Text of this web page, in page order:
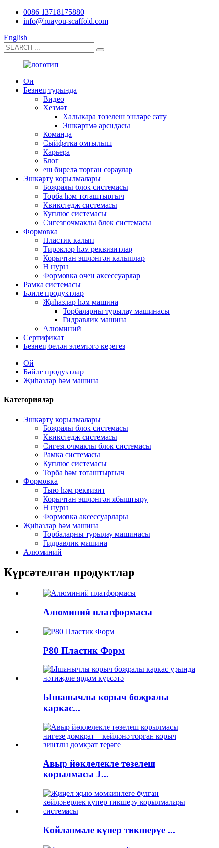
0086 13718175880
info@huayou-scaffold.com
English
Өй
Безнең турында
Видео
Хезмәт
Халыкара төзелеш эшләре сату
Эшкәртмә арендасы
Команда
Сыйфатка омтылыш
Карьера
Блог
еш бирелә торган сораулар
Эшкәртү корылмалары
Боҗралы блок системасы
Торба һәм тоташтыргыч
Квикстедж системасы
Куплюс системасы
Сигезпочмаклы блок системасы
Формовка
Пластик калып
Тирәкләр һәм реквизитлар
Корычтан эшләнгән калыплар
H нуры
Формовка өчен аксессуарлар
Рамка системасы
Бәйле продуктлар
Җиһазлар һәм машина
Торбаларны турылау машинасы
Гидравлик машина
Алюминий
Сертификат
Безнең белән элемтәгә керегез
Өй
Бәйле продуктлар
Җиһазлар һәм машина
Категорияләр
Эшкәртү корылмалары
Боҗралы блок системасы
Квикстедж системасы
Сигезпочмаклы блок системасы
Рамка системасы
Куплюс системасы
Торба һәм тоташтыргыч
Формовка
Тыю һәм реквизит
Корычтан эшләнгән ябыштыру
H нуры
Формовка аксессуарлары
Җиһазлар һәм машина
Торбаларны турылау машинасы
Гидравлик машина
Алюминий
Күрсәтелгән продуктлар
Алюминий платформасы
P80 Пластик Форм
Ышанычлы корыч боҗралы
каркас...
Авыр йөклелекле төзелеш
корылмасы J...
Көйләнмәле күпер тикшерүе ...